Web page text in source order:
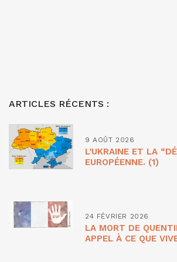
ARTICLES RÉCENTS :
9 AOÛT 2026
L’UKRAINE ET LA
EUROPÉENNE. (1)
24 FÉVRIER 2026
LA MORT DE
APPEL À CE QUE